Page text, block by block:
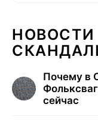
НОВОСТИ
Почему в
сейчас